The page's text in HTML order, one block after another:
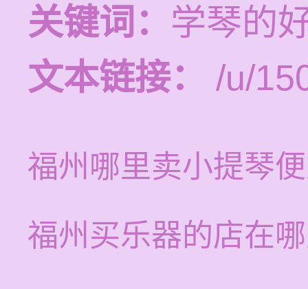
关键词： 学琴的
文本链接：
/u/
福州哪里卖小提琴
福州买乐器的店在